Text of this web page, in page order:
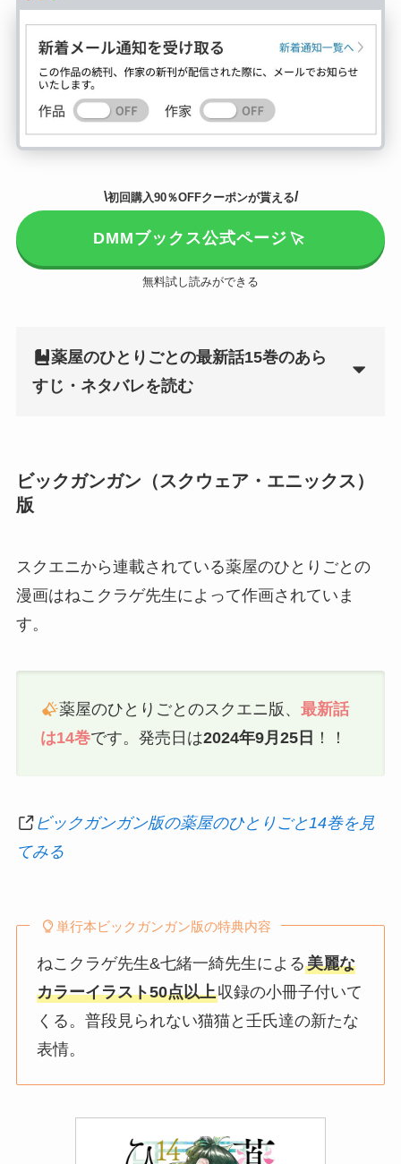
\初回購入90％OFFクーポンが貰える/
DMMブックス公式ページ
無料試し読みができる
薬屋のひとりごとの最新話15巻のあら
すじ・ネタバレを読む
ビックガンガン（スクウェア・エニックス）
版
スクエニから連載されている薬屋のひとりごとの
漫画はねこクラゲ先生によって作画されていま
す。
薬屋のひとりごとのスクエニ版、最新話
は14巻です。発売日は2024年9月25日 ！！
ビックガンガン版の薬屋のひとりごと14巻を見
てみる
単行本ビックガンガン版の特典内容
ねこクラゲ先生&七緒一綺先生による美麗な
カラーイラスト50点以上収録の小冊子付いて
くる。普段見られない猫猫と壬氏達の新たな
表情。